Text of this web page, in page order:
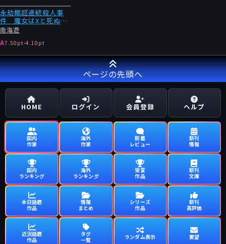
永劫館超連続殺人事
件 魔女はXと死ぬこ
とにした
南海遊
A7.50pt-4.10pt
ページの先頭へ
HOME ログイン 会員登録 ヘルプ
国内
作家
海外
作家
新着
レビュー
新刊
情報
国内
ランキング
海外
ランキング
受賞
作品
新刊
文庫
本日話題
作品
情報
まとめ
シリーズ
作品
新刊
高評価
近況話題
作品
タグ
一覧
ランダム表示 要望